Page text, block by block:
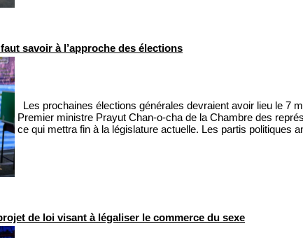
savoir à l’approche des élections
Les prochaines élections générales devraient avoir lieu le 7
Premier ministre Prayut Chan-o-cha de la Chambre des
ce qui mettra fin à la législature actuelle. Les partis politiques
de loi visant à légaliser le commerce du sexe